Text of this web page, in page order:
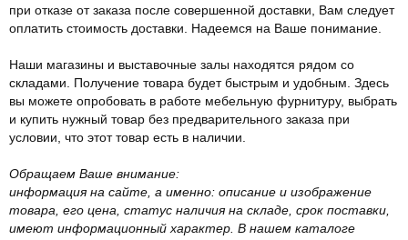
при отказе от заказа после совершенной доставки, Вам следует
оплатить стоимость доставки. Надеемся на Ваше понимание.
Наши магазины и выставочные залы находятся рядом со
складами. Получение товара будет быстрым и удобным. Здесь
вы можете опробовать в работе мебельную фурнитуру, выбрать
и купить нужный товар без предварительного заказа при
условии, что этот товар есть в наличии.
Обращаем Ваше внимание:
информация на сайте, а именно: описание и изображение
товара, его цена, статус наличия на складе, срок поставки,
имеют информационный характер. В нашем каталоге